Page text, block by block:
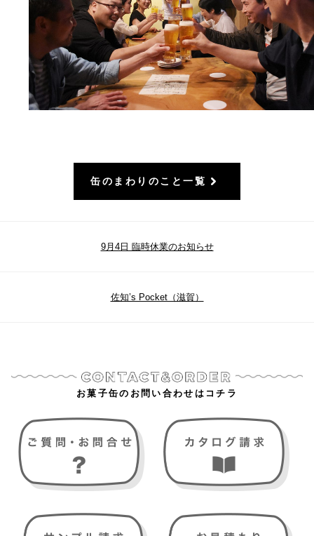
缶のまわりのこと一覧
9月4日 臨時休業のお知らせ
佐知’s Pocket（滋賀）
お菓子缶のお問い合わせはコチラ